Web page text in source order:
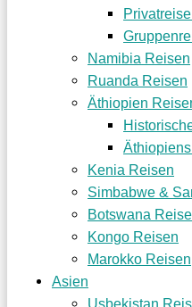
Namibia Reisen
Ruanda Reisen
Äthiopien
Kenia Reisen
Simbabwe &
Botswana
Kongo Reisen
Marokko Reisen
Asien
Usbekistan